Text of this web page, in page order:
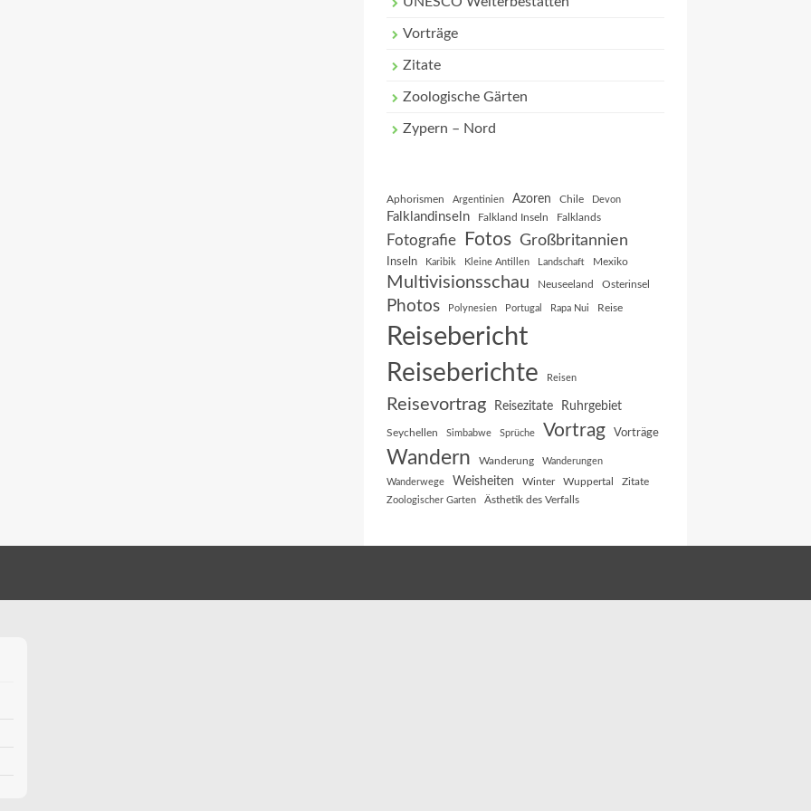
Vorträge
Zitate
Zoologische Gärten
Zypern – Nord
Aphorismen Argentinien Azoren Chile Devon
Falklandinseln Falkland Inseln Falklands
Fotografie Fotos Großbritannien
Inseln Karibik Kleine Antillen Landschaft Mexiko
Multivisionsschau Neuseeland Osterinsel
Photos Polynesien Portugal Rapa Nui Reise
Reisebericht
Reiseberichte Reisen
Reisevortrag Reisezitate Ruhrgebiet
Seychellen Simbabwe Sprüche Vortrag Vorträge
Wandern Wanderung Wanderungen
Wanderwege Weisheiten Winter Wuppertal Zitate
Zoologischer Garten Ästhetik des Verfalls